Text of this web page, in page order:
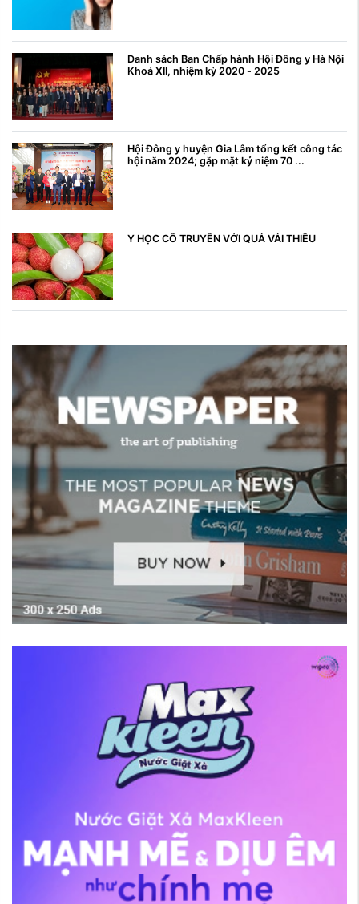
Danh sách Ban Chấp hành Hội Đông y Hà Nội
Khoá XII, nhiệm kỳ 2020 - 2025
Hội Đông y huyện Gia Lâm tổng kết công tác
hội năm 2024; gặp mặt kỷ niệm 70 ...
Y HỌC CỔ TRUYỀN VỚI QUẢ VẢI THIỀU